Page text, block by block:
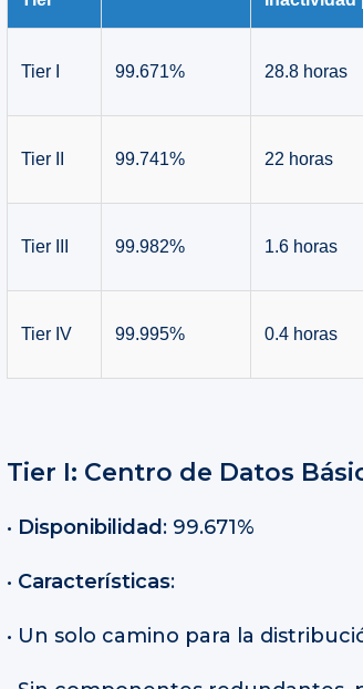
Tier I 99.671% 28.8 horas
Tier II 99.741% 22 horas
Tier III 99.982% 1.6 horas
Tier IV 99.995% 0.4 horas
Tier I: Centro de Datos
• Disponibilidad : 99.671%
• Características:
• Un solo camino para la